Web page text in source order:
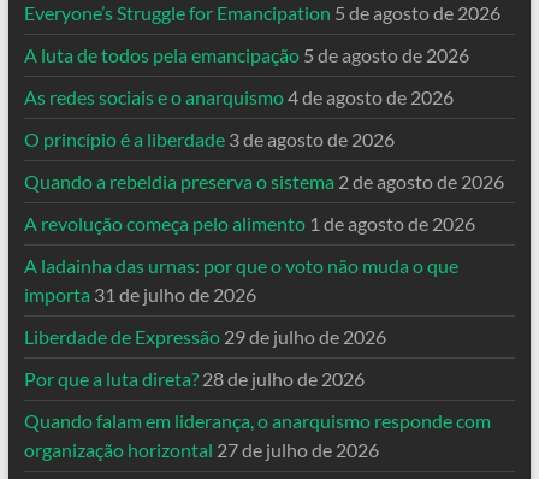
Everyone’s Struggle for Emancipation 5 de agosto de 2026
A luta de todos pela emancipação 5 de agosto de 2026
As redes sociais e o anarquismo4 de agosto de 2026
O princípio é a liberdade 3 de agosto de 2026
Quando a rebeldia preserva o sistema 2 de agosto de 2026
A revolução começa pelo alimento 1 de agosto de 2026
A ladainha das urnas: por que o voto não muda o que
importa 31 de julho de 2026
Liberdade de Expressão 29 de julho de 2026
Por que a luta direta? 28 de julho de 2026
Quando falam em liderança, o anarquismo responde com
organização horizontal 27 de julho de 2026